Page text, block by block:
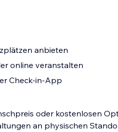
anbieten
online veranstalten
Check-in-App
oder kostenlosen
an physischen